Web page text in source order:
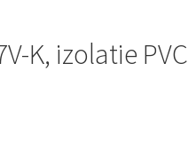
K, izolatie PVC